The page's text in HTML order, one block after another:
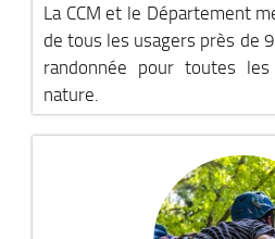
Bornes pour Véhicules
Mobilité
Aménagements touristiques
Stratégie de
Territoire Napoléon
Chemins de randonnée
Via Ferrata
La CCM et le Département
de tous les usagers près de
randonnée pour toutes
nature.